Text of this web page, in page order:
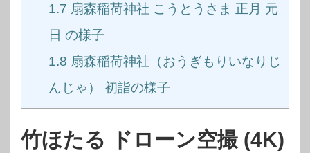
1.7 扇森稲荷神社 こうとうさま 正月 元
日 の様子
1.8 扇森稲荷神社（おうぎもりいなりじ
んじゃ） 初詣の様子
竹ほたる ドローン空撮 (4K)